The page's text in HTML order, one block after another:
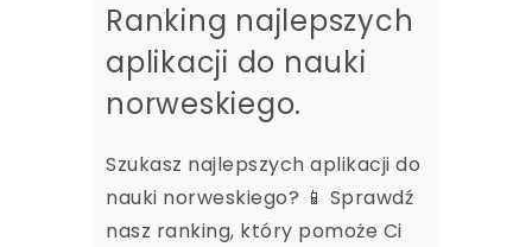
Ranking najlepszych
aplikacji do nauki
norweskiego.
Szukasz najlepszych aplikacji do
nauki norweskiego? 📱 Sprawdź
nasz ranking, który pomoże Ci